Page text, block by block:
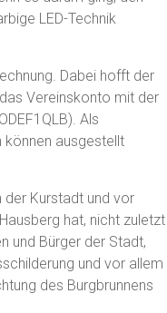
LED-Technik
Dabei hofft der
Vereinskonto mit der
Als
können ausgestellt
der Kurstadt und vor
hat, nicht zuletzt
und Bürger der Stadt,
und vor allem
des Burgbrunnens